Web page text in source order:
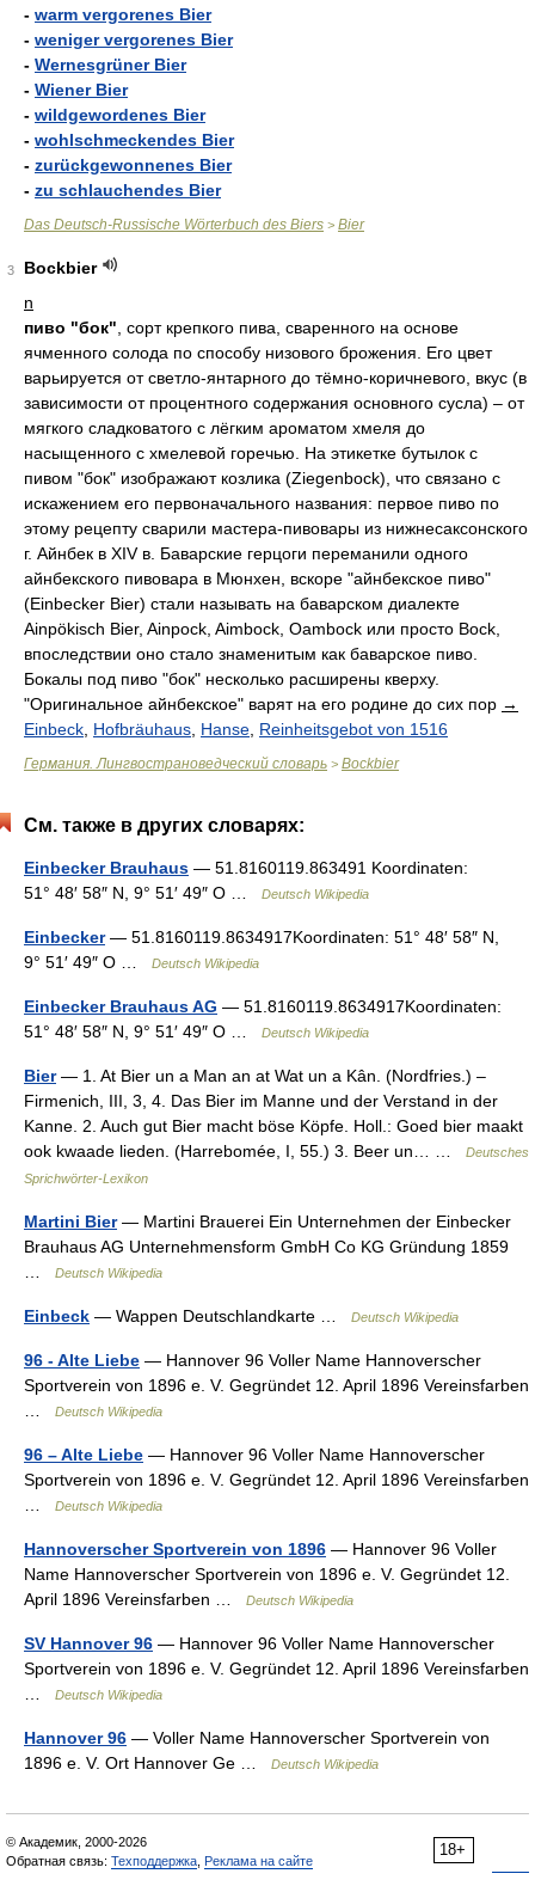
- warm vergorenes Bier
- weniger vergorenes Bier
- Wernesgrüner Bier
- Wiener Bier
- wildgewordenes Bier
- wohlschmeckendes Bier
- zurückgewonnenes Bier
- zu schlauchendes Bier
Das Deutsch-Russische Wörterbuch des Biers > Bier
3
Bockbier
n
пиво "бок" , сорт крепкого пива, сваренного на основе
ячменного солода по способу низового брожения. Его цвет
варьируется от светло-янтарного до тёмно-коричневого, вкус (в
зависимости от процентного содержания основного сусла) – от
мягкого сладковатого с лёгким ароматом хмеля до
насыщенного с хмелевой горечью. На этикетке бутылок с
пивом "бок" изображают козлика (Ziegenbock), что связано с
искажением его первоначального названия: первое пиво по
этому рецепту сварили мастера-пивовары из нижнесаксонского
г. Айнбек в XIV в. Баварские герцоги переманили одного
айнбекского пивовара в Мюнхен, вскоре "айнбекское пиво"
(Einbecker Bier) стали называть на баварском диалекте
Ainpökisch Bier, Ainpock, Aimbock, Oambock или просто Bock,
впоследствии оно стало знаменитым как баварское пиво.
Бокалы под пиво "бок" несколько расширены кверху.
"Оригинальное айнбекское" варят на его родине до сих пор →
Einbeck Hofbräuhaus Hanse Reinheitsgebot von 1516
Германия. Лингвострановедческий словарь > Bockbier
См. также в других словарях:
Einbecker Brauhaus — 51.8160119.863491 Koordinaten:
51° 48′ 58″ N, 9° 51′ 49″ O …
Deutsch Wikipedia
Einbecker— 51.8160119.8634917Koordinaten: 51° 48′ 58″ N,
9° 51′ 49″ O …
Deutsch Wikipedia
Einbecker Brauhaus AG — 51.8160119.8634917Koordinaten:
51° 48′ 58″ N, 9° 51′ 49″ O …
Deutsch Wikipedia
Bier— 1. At Bier un a Man an at Wat un a Kân. (Nordfries.) –
Firmenich, III, 3, 4. Das Bier im Manne und der Verstand in der
Kanne. 2. Auch gut Bier macht böse Köpfe. Holl.: Goed bier maakt
ook kwaade lieden. (Harrebomée, I, 55.) 3. Beer un… …
Deutsches
Sprichwörter-Lexikon
Martini Bier— Martini Brauerei Ein Unternehmen der Einbecker
Brauhaus AG Unternehmensform GmbH Co KG Gründung 1859
Deutsch Wikipedia
Einbeck — Wappen Deutschlandkarte … Deutsch Wikipedia
96 - Alte Liebe — Hannover 96 Voller Name Hannoverscher
Sportverein von 1896 e. V. Gegründet 12. April 1896 Vereinsfarben
Deutsch Wikipedia
96 – Alte Liebe — Hannover 96 Voller Name Hannoverscher
Sportverein von 1896 e. V. Gegründet 12. April 1896 Vereinsfarben
Deutsch Wikipedia
Hannoverscher Sportverein von 1896 — Hannover 96 Voller
Name Hannoverscher Sportverein von 1896 e. V. Gegründet 12.
April 1896 Vereinsfarben …
Deutsch Wikipedia
SV Hannover 96 — Hannover 96 Voller Name Hannoverscher
Sportverein von 1896 e. V. Gegründet 12. April 1896 Vereinsfarben
Deutsch Wikipedia
Hannover 96 — Voller Name Hannoverscher Sportverein von
1896 e. V. Ort Hannover Ge …
Deutsch Wikipedia
18+
© Академик, 2000-2026
Обратная связь: Техподдержка Реклама на сайте